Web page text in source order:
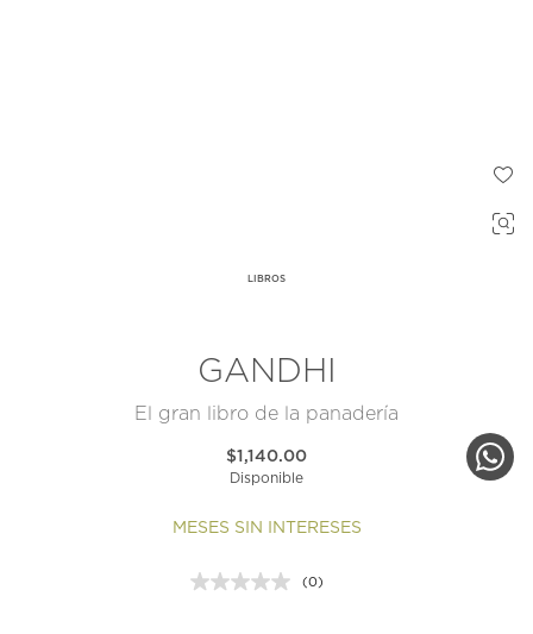
LIBROS
GANDHI
El gran libro de la panadería
$1,140.00
Disponible
MESES SIN INTERESES
Sin
(0)